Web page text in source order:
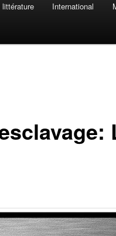
International